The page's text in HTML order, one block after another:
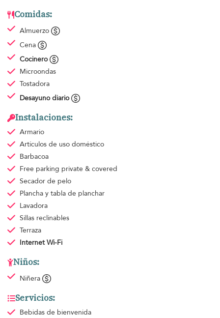
Comidas:
Almuerzo
Cena
Cocinero
Microondas
Tostadora
Desayuno diario
Instalaciones:
Armario
Artículos de uso doméstico
Barbacoa
Free parking private & covered
Secador de pelo
Plancha y tabla de planchar
Lavadora
Sillas reclinables
Terraza
Internet Wi-Fi
Niños:
Niñera
Servicios:
Bebidas de bienvenida